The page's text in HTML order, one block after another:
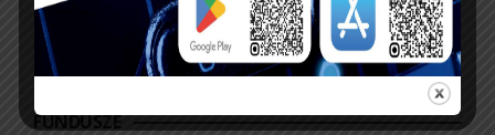
« lip
FUNDUSZE